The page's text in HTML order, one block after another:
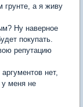
грунте, а я живу
Ну наверное
покупать.
репутацию
нет,
у меня не